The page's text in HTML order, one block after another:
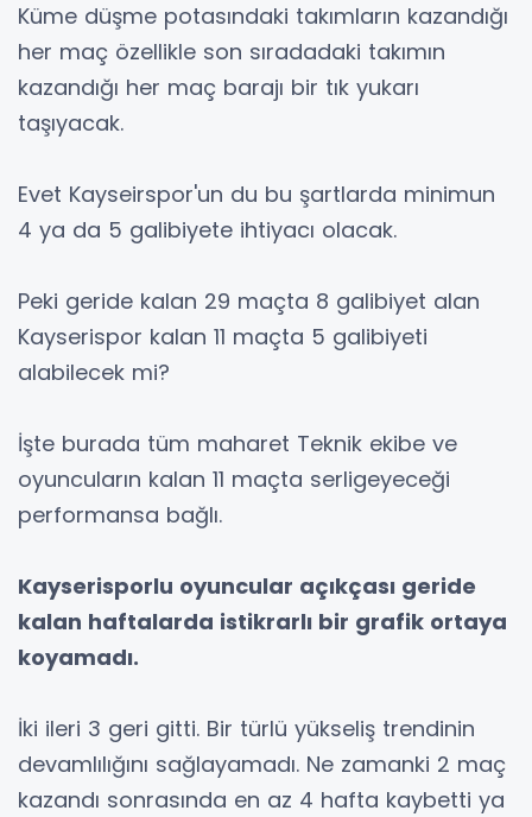
Küme düşme potasındaki takımların kazandığı
her maç özellikle son sıradadaki takımın
kazandığı her maç barajı bir tık yukarı
taşıyacak.
Evet Kayseirspor'un du bu şartlarda minimun
4 ya da 5 galibiyete ihtiyacı olacak.
Peki geride kalan 29 maçta 8 galibiyet alan
Kayserispor kalan 11 maçta 5 galibiyeti
alabilecek mi?
İşte burada tüm maharet Teknik ekibe ve
oyuncuların kalan 11 maçta serligeyeceği
performansa bağlı.
Kayserisporlu oyuncular açıkçası geride
kalan haftalarda istikrarlı bir grafik ortaya
koyamadı.
İki ileri 3 geri gitti. Bir türlü yükseliş trendinin
devamlılığını sağlayamadı. Ne zamanki 2 maç
kazandı sonrasında en az 4 hafta kaybetti ya